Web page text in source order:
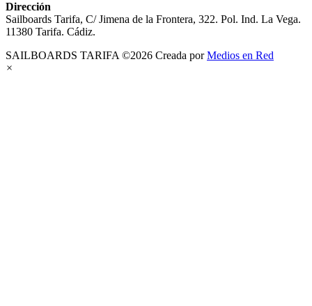
Dirección
Sailboards Tarifa, C/ Jimena de la Frontera, 322. Pol. Ind. La Vega.
11380 Tarifa. Cádiz.
SAILBOARDS TARIFA ©2026 Creada porMedios en Red
×